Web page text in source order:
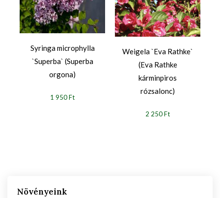
Növényeink
Syringa microphylla
`Superba` (Superba
orgona)
1 950 Ft
Weigela `Eva Rathke`
(Eva Rathke
kárminpiros
rózsalonc)
2 250 Ft